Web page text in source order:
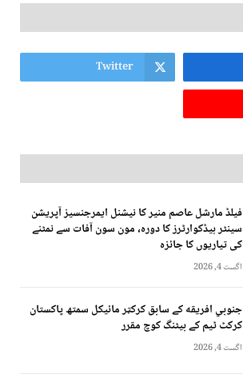
Twitter
فیلڈ مارشل عاصم منیر کا نیشنل ایمرجنسیز آپریشن
سینٹر ہیڈکوارٹرز کا دورہ، مون سون آفات سے نمٹنے
کی تیاریوں کا جائزہ
اگست 4, 2026
جنوبي افريقه کے سابق کرکټر مائیکل سمتھ پاکستان
کرکٹ ٹیم کے بیٹنگ کوچ مقرر
اگست 4, 2026